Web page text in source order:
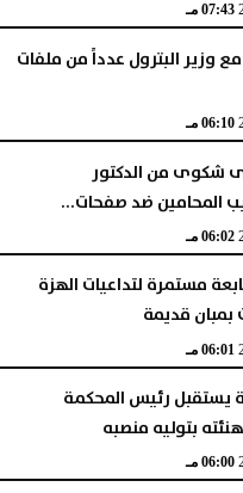
07:43 مـ
مع وزير البترول عدداً من ملفات
06:10 مـ
شكوى من الدكتور
المحامين ضد صفحات...
06:02 مـ
مستمرة لتداعيات الهزة
بمبان قديمة
06:01 مـ
يستقبل رئيس المحكمة
بتوليه منصبه
06:00 مـ